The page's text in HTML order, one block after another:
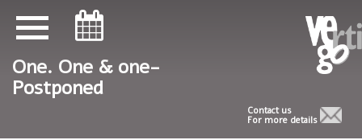
One. One & one-
Postponed
Contact us
For more details
ניווט במקלדת